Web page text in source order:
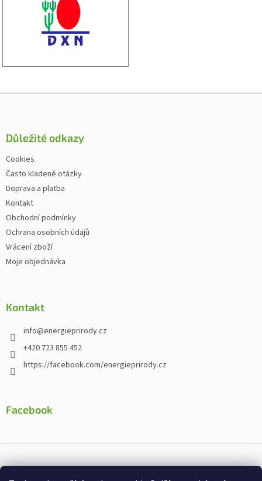
Důležité odkazy
Cookies
Často kladené otázky
Doprava a platba
Kontakt
Obchodní podmínky
Ochrana osobních údajů
Vrácení zboží
Moje objednávka
Kontakt
info@energieprirody.cz
+420 723 855 452
https://facebook.com/energieprirody.cz
Facebook